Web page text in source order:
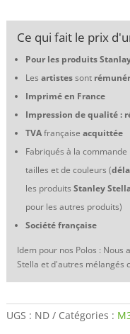
Denim
BMW
grA
Thierry
Spa
Rally
Ce qui fait le prix
Pour les produits
Les artistessont
Imprimé en France
Impression de qualité :
TVAfrançaise acquittée
Fabriqués à la commande
tailles et de couleurs (
les produits Stanley
pour les autres produits)
Société française
Idem pour nos Polos : Nous
Stella et d'autres mélangés
UGS : ND Catégories :